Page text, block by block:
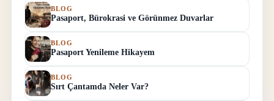
BLOG
Pasaport, Bürokrasi ve Görünmez Duvarlar
BLOG
Pasaport Yenileme Hikayem
BLOG
Sırt Çantamda Neler Var?